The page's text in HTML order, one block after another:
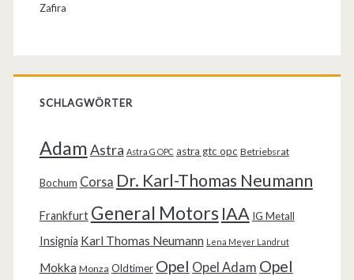
Zafira
SCHLAGWÖRTER
AdamAstra Astra G OPC astra gtc opc Betriebsrat
Bochum Corsa Dr. Karl-Thomas Neumann
Frankfurt General Motors IAA IG Metall
Insignia Karl Thomas Neumann Lena Meyer Landrut
Mokka Monza Oldtimer Opel Opel Adam Opel